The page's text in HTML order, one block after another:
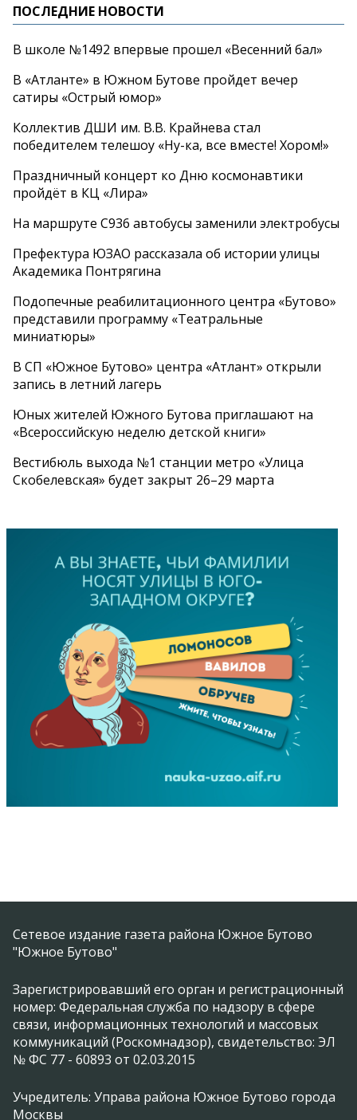
ПОСЛЕДНИЕ НОВОСТИ
В школе №1492 впервые прошел «Весенний бал»
В «Атланте» в Южном Бутове пройдет вечер
сатиры «Острый юмор»
Коллектив ДШИ им. В.В. Крайнева стал
победителем телешоу «Ну-ка, все вместе! Хором!»
Праздничный концерт ко Дню космонавтики
пройдёт в КЦ «Лира»
На маршруте С936 автобусы заменили электробусы
Префектура ЮЗАО рассказала об истории улицы
Академика Понтрягина
Подопечные реабилитационного центра «Бутово»
представили программу «Театральные
миниатюры»
В СП «Южное Бутово» центра «Атлант» открыли
запись в летний лагерь
Юных жителей Южного Бутова приглашают на
«Всероссийскую неделю детской книги»
Вестибюль выхода №1 станции метро «Улица
Скобелевская» будет закрыт 26–29 марта
Сетевое издание газета района Южное Бутово
"Южное Бутово"
Зарегистрировавший его орган и регистрационный
номер: Федеральная служба по надзору в сфере
связи, информационных технологий и массовых
коммуникаций (Роскомнадзор), свидетельство: ЭЛ
№ ФС 77 - 60893 от 02.03.2015
Учредитель: Управа района Южное Бутово города
Москвы